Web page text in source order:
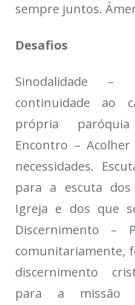
sempre juntos.
Desafios
Sinodalidade
continuidade ao
própria
Encontro –
necessidades.
para a escuta
Igreja e dos que
Discernimento –
comunitariamente,
discernimento
para a missão